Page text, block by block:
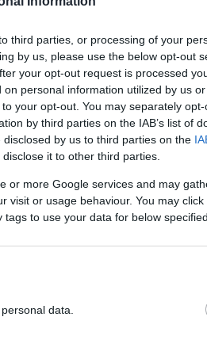
third parties, or processing of your
by us, please use the below opt-out
your opt-out request is processed
personal information utilized by us
your opt-out. You may separately
by third parties on the IAB’s list of
by us to third parties on the
it to other third parties.
or more Google services and may
visit or usage behaviour. You may
to use your data for below
data.
και το σοκ που υπέστη.
και νοσηλεύτηκε για 4
ίδια συμπτώματα δηλαδή
πως οι δύο
για ανάλυση στα